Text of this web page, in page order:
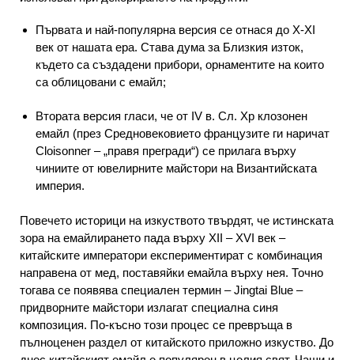
Първата и най-популярна версия се отнася до X-XI
век от нашата ера. Става дума за Близкия изток,
където са създадени прибори, орнаментите на които
са облицовани с емайл;
Втората версия гласи, че от IV в. Сл. Хр клозонен
емайл (през Средновековието французите ги наричат ​​
Cloisonner – „правя прегради“) се прилага върху
чиниите от ювелирните майстори на Византийската
империя.
Повечето историци на изкуството твърдят, че истинската
зора на емайлирането пада върху XII – XVI век –
китайските императори експериментират с комбинация
направена от мед, поставяйки емайла върху нея. Точно
тогава се появява специален термин – Jingtai Blue –
придворните майстори излагат специална синя
композиция. По-късно този процес се превръща в
пълноценен раздел от китайското приложно изкуство. До